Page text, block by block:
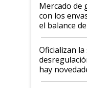
Mercado de
con los
el balance
Posta
Oficializan
hay
la hidrovía